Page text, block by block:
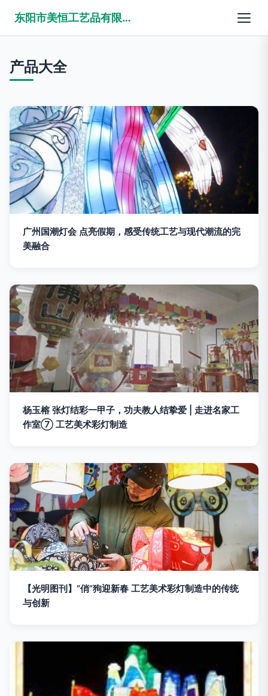
东阳市美恒工艺品有限公司
产品大全
广州国潮灯会 点亮假期，感受传统工艺与现代潮流的完
美融合
杨玉榕 张灯结彩一甲子，功夫教人结挚爱 | 走进名家工
作室⑦ 工艺美术彩灯制造
【光明图刊】“俏”狗迎新春 工艺美术彩灯制造中的传统
与创新